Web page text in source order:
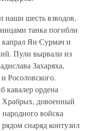
наши шесть взводов,
танка погибли
капрал Ян Сурмач и
Пули вырвали из
Захаряха,
Росоловского.
кавалер ордена
Храбрых, довоенный
войска
снаряд контузил